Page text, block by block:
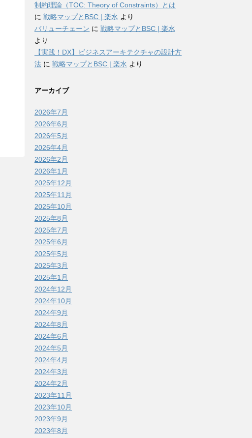
制約理論（TOC: Theory of Constraints）とは
に 戦略マップとBSC | 楽水 より
バリューチェーン に 戦略マップとBSC | 楽水
より
【実践！DX】ビジネスアーキテクチャの設計方
法 に 戦略マップとBSC | 楽水 より
アーカイブ
2026年7月
2026年6月
2026年5月
2026年4月
2026年2月
2026年1月
2025年12月
2025年11月
2025年10月
2025年8月
2025年7月
2025年6月
2025年5月
2025年3月
2025年1月
2024年12月
2024年10月
2024年9月
2024年8月
2024年6月
2024年5月
2024年4月
2024年3月
2024年2月
2023年11月
2023年10月
2023年9月
2023年8月